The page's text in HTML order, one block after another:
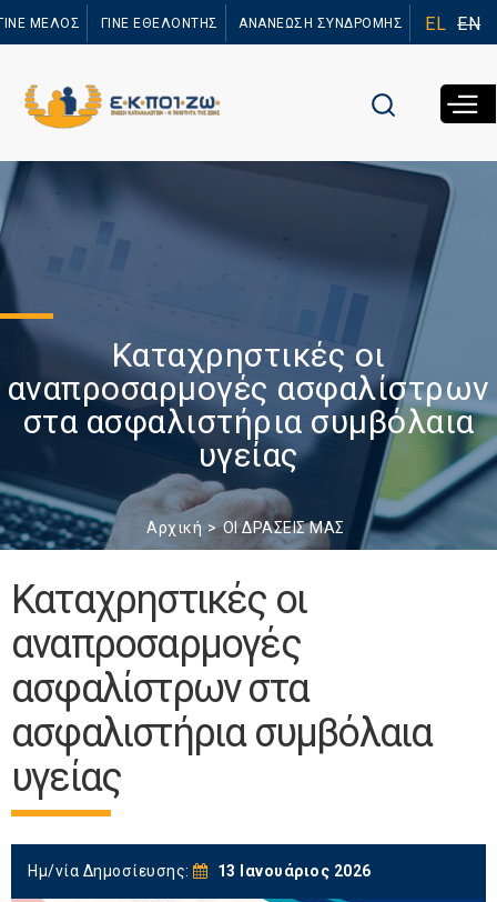
προς το
ΜΕΛΟΣ ΓΙΝΕ ΕΘΕΛΟΝΤΗΣ ΑΝΑΝΕΩΣΗ ΣΥΝΔΡΟΜΗΣ EL EN
Καταχρηστικές οι
αναπροσαρμογές ασφαλίστρων
στα ασφαλιστήρια συμβόλαια
υγείας
Αρχική ΟΙ ΔΡΑΣΕΙΣ ΜΑΣ
Καταχρηστικές οι
αναπροσαρμογές
ασφαλίστρων στα
ασφαλιστήρια συμβόλαια
υγείας
Ημ/νία Δημοσίευσης: 13 Ιανουάριος 2026